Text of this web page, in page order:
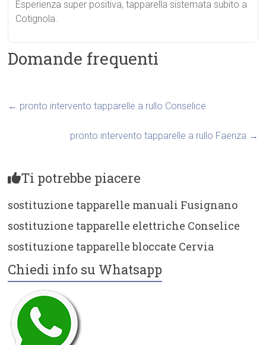
Esperienza super positiva, tapparella sistemata subito a
Cotignola.
Domande frequenti
← pronto intervento tapparelle a rullo Conselice
pronto intervento tapparelle a rullo Faenza →
Ti potrebbe piacere
sostituzione tapparelle manuali Fusignano
sostituzione tapparelle elettriche Conselice
sostituzione tapparelle bloccate Cervia
Chiedi info su Whatsapp